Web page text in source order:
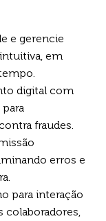
e gerencie
em
digital com
fraudes.
erros e
para interação